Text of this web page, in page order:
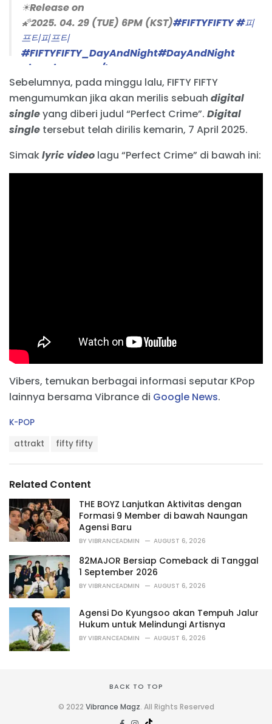
☀Release on
🌠2025. 04. 29 (TUE) 6PM (KST)#FIFTYFIFTY#피
프티피프티
#FIFTYFIFTY_DayAndNight#DayAndNight
pic.twitter.com/hEQVJJIOvE
— FIFTY FIFTY Official (@we_fiftyfifty)April 7,
2025
Sebelumnya, pada minggu lalu, FIFTY FIFTY
mengumumkan jika akan merilis sebuah digital
singleyang diberi judul “Perfect Crime”. Digital
single tersebut telah dirilis kemarin, 7 April 2025.
Simaklyric video lagu “Perfect Crime” di bawah ini:
Vibers, temukan berbagai informasi seputar KPop
lainnya bersama Vibrance di Google News.
C
r
i
e
s
:
K-POP
:
attrakt fifty fifty
Related Content
THE BOYZ Lanjutkan Aktivitas dengan
Formasi 9 Member di bawah Naungan
Agensi Baru
BY VIBRANCEADMIN AUGUST 6, 2026
82MAJOR Bersiap Comeback di Tanggal
1 September 2026
BY VIBRANCEADMIN AUGUST 6, 2026
Agensi Do Kyungsoo akan Tempuh Jalur
Hukum untuk Melindungi Artisnya
BY VIBRANCEADMIN AUGUST 6, 2026
BACK TO TOP
© 2022 Vibrance Magz. All Rights Reserved